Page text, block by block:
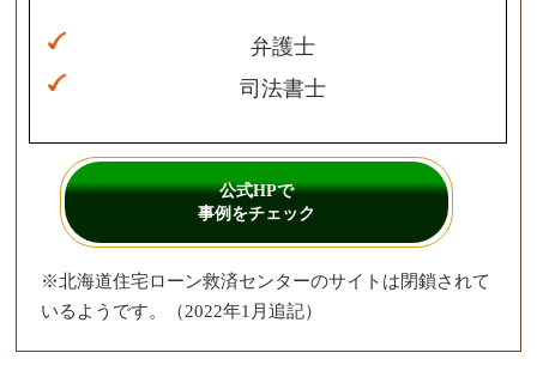
弁護士
司法書士
公式HPで
事例をチェック
※北海道住宅ローン救済センターのサイトは閉鎖されて
いるようです。（2022年1月追記）